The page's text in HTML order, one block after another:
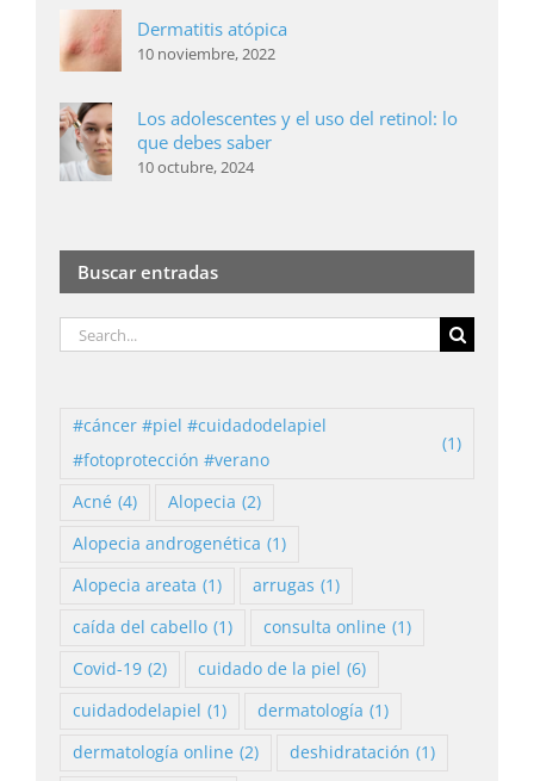
Dermatitis atópica
10 noviembre, 2022
Los adolescentes y el uso del retinol: lo
que debes saber
10 octubre, 2024
Buscar entradas
Search
for:
#cáncer #piel #cuidadodelapiel
#fotoprotección #verano
(1)
Acné (4) Alopecia (2)
Alopecia androgenética (1)
Alopecia areata (1) arrugas (1)
caída del cabello (1) consulta online (1)
Covid-19 (2) cuidado de la piel (6)
cuidadodelapiel (1) dermatología (1)
dermatología online (2) deshidratación (1)